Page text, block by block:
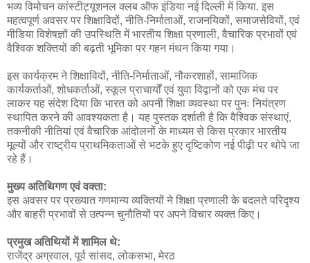
भव्य विमोचन कांस्टीट्यूशनल क्लब ऑफ इंडिया नई दिल्ली में किया. इस
महत्वपूर्ण अवसर पर शिक्षाविदों, नीति-निर्माताओं, राजनयिकों, समाजसेवियों, एवं
मीडिया विशेषज्ञों की उपस्थिति में भारतीय शिक्षा प्रणाली, वैचारिक प्रभावों एवं
वैश्विक शक्तियों की बढ़ती भूमिका पर गहन मंथन किया गया।
इस कार्यक्रम ने शिक्षाविदों, नीति-निर्माताओं, नौकरशाहों, सामाजिक
कार्यकर्ताओं, शोधकर्ताओं, स्कूल प्राचार्यों एवं युवा विद्वानों को एक मंच पर
लाकर यह संदेश दिया कि भारत को अपनी शिक्षा व्यवस्था पर पुनः नियंत्रण
स्थापित करने की आवश्यकता है। यह पुस्तक दर्शाती है कि वैश्विक संस्थाएं,
तकनीकी नीतियां एवं वैचारिक आंदोलनों के माध्यम से किस प्रकार भारतीय
मूल्यों और राष्ट्रीय प्राथमिकताओं से भटके हुए दृष्टिकोण नई पीढ़ी पर थोपे जा
रहे हैं।
मुख्य अतिथिगण एवं वक्ता:
इस अवसर पर प्रख्यात गणमान्य व्यक्तियों ने शिक्षा प्रणाली के बदलते परिदृश्य
और बाहरी प्रभावों से उत्पन्न चुनौतियों पर अपने विचार व्यक्त किए।
प्रमुख अतिथियों में शामिल थे:
राजेंद्र अग्रवाल, पूर्व सांसद, लोकसभा, मेरठ